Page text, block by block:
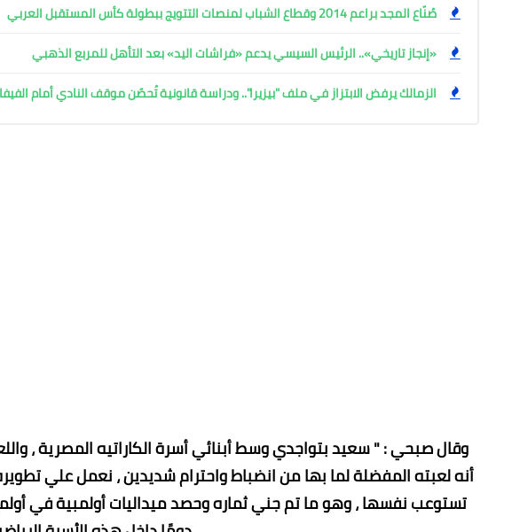
صُنّاع المجد براعم 2014 وقطاع الشباب لمنصات التتويج ببطولة كأس المستقبل العربي
«إنجاز تاريخي».. الرئيس السيسي يدعم «فراشات اليد» بعد التأهل للمربع الذهبي
الزمالك يرفض الابتزاز في ملف "بيزيرا".. ودراسة قانونية تُحصّن موقف النادي أمام الفيفا
وقال صبحي : " سعيد بتواجدي وسط أبنائي أسرة الكاراتيه المصرية ،
أنه لعبته المفضلة لما بها من انضباط واحترام شديدين ، نعمل علي
تستوعب نفسها ، وهو ما تم جني ثماره وحصد ميداليات أولمبية في